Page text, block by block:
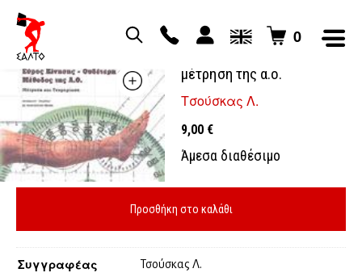
0
μέτρηση της α.ο.
Τσούσκας Λ.
9,00 €
Άμεσα διαθέσιμο
Προσθήκη στο καλάθι
Συγγραφέας Τσούσκας Λ.